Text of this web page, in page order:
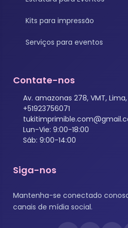
Kits para impressão
Serviços para eventos
Contate-nos
Av. amazonas 278, VMT,
+51923756071
Lun-Vie: 9:00-18:00
Sáb: 9:00-14:00
Siga-nos
Mantenha-se conectado
canais de mídia social.